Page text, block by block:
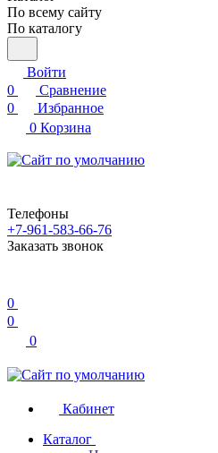
По всему сайту
По каталогу
Войти
0
Сравнение
0
Избранное
0 Корзина
Телефоны
+7-961-583-66-76
Заказать звонок
0
0
0
Кабинет
Каталог